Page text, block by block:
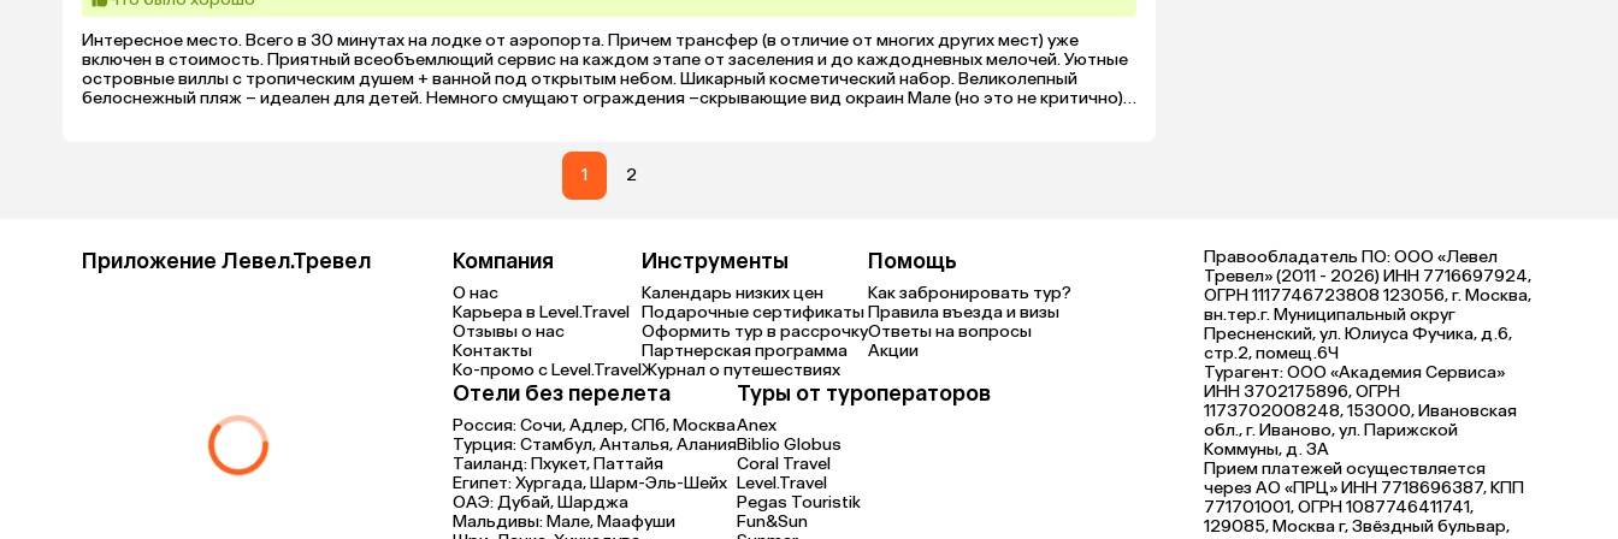
Интересное место. Всего в 30 минутах на лодке от аэропорта. Причем трансфер (в отличие от многих других мест) уже
включен в стоимость. Приятный всеобъемлющий сервис на каждом этапе от заселения и до каждодневных мелочей. Уютные
островные виллы с тропическим душем + ванной под открытым небом. Шикарный косметический набор. Великолепный
белоснежный пляж – идеален для детей. Немного смущают ограждения –скрывающие вид окраин Мале (но это не критично).
клиентоориентированные повара. Только положительные впечатления.
1
2
Приложение Левел.Тревел Компания
О нас
Карьера в Level.Travel
Отзывы о нас
Контакты
Ко-промо с Level.Travel
Инструменты
Календарь низких цен
Подарочные сертификаты
Оформить тур в рассрочку
Партнерская программа
Журнал о путешествиях
Помощь
Как забронировать тур?
Правила въезда и визы
Ответы на вопросы
Акции
Отели без перелета
Россия:Сочи,Адлер,СПб,Москва
Турция:Стамбул,Анталья,Алания
Таиланд:Пхукет,Паттайя
Египет:Хургада,Шарм-Эль-Шейх
ОАЭ:Дубай,Шарджа
Мальдивы:Мале,Маафуши
Туры от туроператоров
Anex
Biblio Globus
Coral Travel
Level.Travel
Pegas Touristik
Fun&Sun
Правообладатель ПО: ООО «Левел
Тревел» (2011 - 2026) ИНН 7716697924,
ОГРН 1117746723808 123056, г. Москва,
вн.тер.г. Муниципальный округ
Пресненский, ул. Юлиуса Фучика, д.6,
стр.2, помещ.6Ч
Турагент: ООО «Академия Сервиса»
ИНН 3702175896, ОГРН
1173702008248, 153000, Ивановская
обл., г. Иваново, ул. Парижской
Коммуны, д. ЗА
Прием платежей осуществляется
через АО «ПРЦ» ИНН 7718696387, КПП
771701001, ОГРН 1087746411741,
129085, Москва г, Звёздный бульвар,